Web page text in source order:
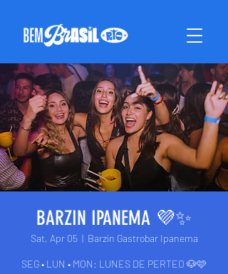
BARZIN IPANEMA 💜✨
Sat, Apr 05
  |
Barzin Gastrobar Ipanema
SEG • LUN • MON: LUNES DE PERTEO 🐶🩷